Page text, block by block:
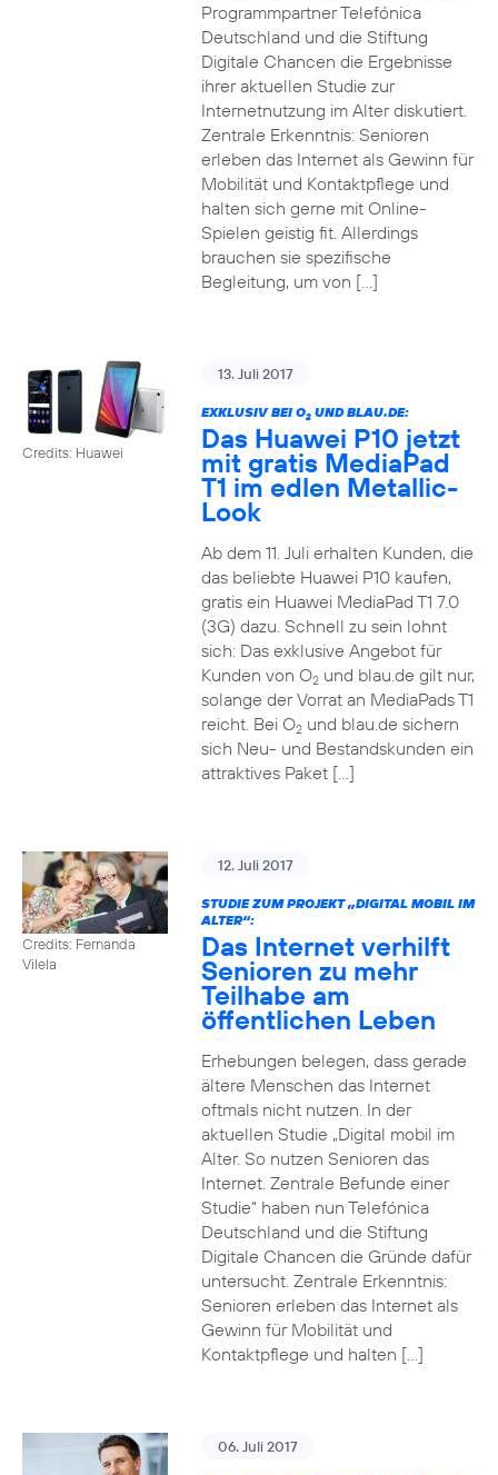
Programmpartner Telefónica
Deutschland und die Stiftung
Digitale Chancen die Ergebnisse
ihrer aktuellen Studie zur
Internetnutzung im Alter diskutiert.
Zentrale Erkenntnis: Senioren
erleben das Internet als Gewinn für
Mobilität und Kontaktpflege und
halten sich gerne mit Online-
Spielen geistig fit. Allerdings
brauchen sie spezifische
Begleitung, um von […]
Credits: Huawei
13. Juli 2017
EXKLUSIV BEI O2UND BLAU.DE:
Das Huawei P10 jetzt
mit gratis MediaPad
T1 im edlen Metallic-
Look
Ab dem 11. Juli erhalten Kunden, die
das beliebte Huawei P10 kaufen,
gratis ein Huawei MediaPad T1 7.0
(3G) dazu. Schnell zu sein lohnt
sich: Das exklusive Angebot für
Kunden von O2und blau.de gilt nur,
solange der Vorrat an MediaPads T1
reicht. Bei O2und blau.de sichern
sich Neu- und Bestandskunden ein
attraktives Paket […]
Credits: Fernanda
Vilela
12. Juli 2017
STUDIE ZUM PROJEKT „DIGITAL MOBIL IM
ALTER“:
Das Internet verhilft
Senioren zu mehr
Teilhabe am
öffentlichen Leben
Erhebungen belegen, dass gerade
ältere Menschen das Internet
oftmals nicht nutzen. In der
aktuellen Studie „Digital mobil im
Alter. So nutzen Senioren das
Internet. Zentrale Befunde einer
Studie“ haben nun Telefónica
Deutschland und die Stiftung
Digitale Chancen die Gründe dafür
untersucht. Zentrale Erkenntnis:
Senioren erleben das Internet als
Gewinn für Mobilität und
Kontaktpflege und halten […]
06. Juli 2017